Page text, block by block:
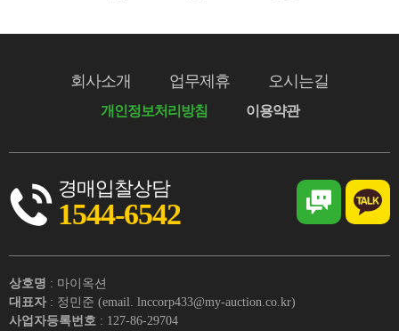
회사소개 업무제휴 오시는길
개인정보처리방침 이용약관
경매입찰상담
1544-6542
상호명 : 마이옥션
대표자 : 정민준 (email. lnccorp433@my-auction.co.kr)
사업자등록번호 : 127-86-29704